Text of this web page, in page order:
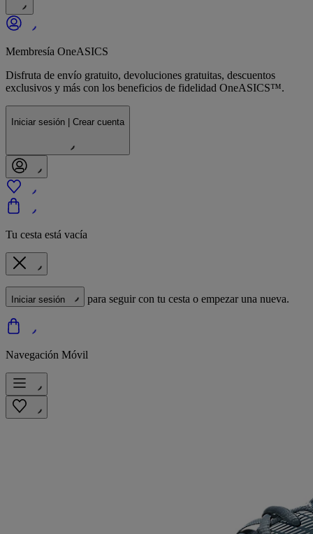
Membresía OneASICS
Disfruta de envío gratuito, devoluciones gratuitas, descuentos
exclusivos y más con los beneficios de fidelidad OneASICS™.
Iniciar sesión | Crear cuenta
Tu cesta está vacía
Iniciar sesión para seguir con tu cesta o empezar una nueva.
Navegación Móvil